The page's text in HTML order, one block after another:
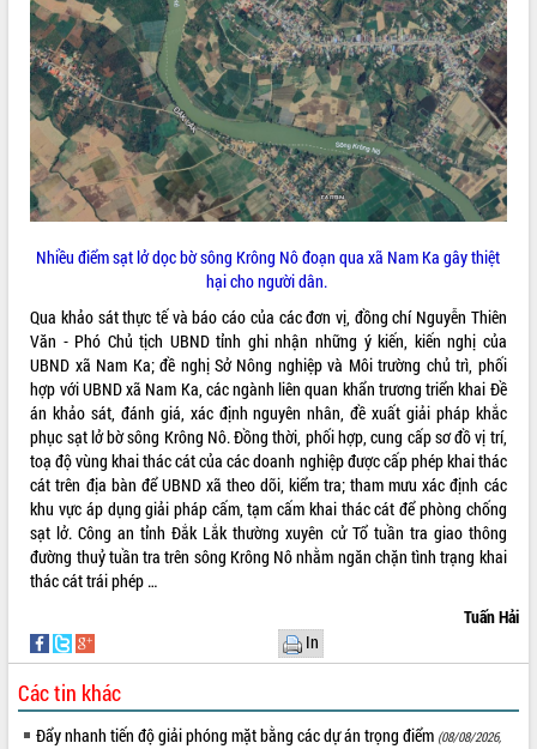
Lễ truy điệu và an táng hài cốt liệt sĩ
tại Nghĩa trang Liệt sĩ xã Sơn Hòa
Bàn giải pháp tháo gỡ khó khăn trong
xuất khẩu sầu riêng và triển khai quy
định EUDR
Thứ trưởng Bộ Nông nghiệp và Môi
trường Nguyễn Hoàng Hiệp khảo sát
vùng trồng và doanh nghiệp đóng gói
sầu riêng tại Đắk Lắk
Trình diễn nghệ thuật chế biến các
món ăn từ sầu riêng
tiến đầu tư tỉnh
Ngành cá ngừ Đắk Lắk chủ động thích
ứng để giữ vững thị trường xuất khẩu
Diễn đàn Kinh tế tư nhân Việt Nam đột
phá cơ chế - Hợp tác công tư
Đề án 06 tạo bước ngoặt đột phá trong
cải cách hành chính tỉnh Đắk Lắk
Kết nối tour, đẩy mạnh chuyển đổi số
để phát triển du lịch Đắk Lắk
Khởi động Dự án Đầu tư xây dựng hạ
tầng kỹ thuật Cụm công nghiệp Tân
Gặp mặt các cơ quan báo chí nhân Kỷ
mạng Việt Nam
Đắk Lắk sơ kết 4 năm triển khai thực
Tất cả: 66104254
Nhiều điểm sạt lở dọc bờ sông Krông Nô đoạn qua xã Nam Ka gây thiệt
hại cho người dân.
Qua khảo sát thực tế và báo cáo của các đơn vị, đồng chí Nguyễn Thiên
Văn - Phó Chủ tịch UBND tỉnh ghi nhận những ý kiến, kiến nghị của
UBND xã Nam Ka; đề nghị Sở Nông nghiệp và Môi trường chủ trì, phối
hợp với UBND xã Nam Ka, các ngành liên quan khẩn trương triển khai Đề
án khảo sát, đánh giá, xác định nguyên nhân, đề xuất giải pháp khắc
phục sạt lở bờ sông Krông Nô. Đồng thời, phối hợp, cung cấp sơ đồ vị trí,
toạ độ vùng khai thác cát của các doanh nghiệp được cấp phép khai thác
cát trên địa bàn để UBND xã theo dõi, kiểm tra; tham mưu xác định các
khu vực áp dụng giải pháp cấm, tạm cấm khai thác cát để phòng chống
sạt lở. Công an tỉnh Đắk Lắk thường xuyên cử Tổ tuần tra giao thông
đường thuỷ tuần tra trên sông Krông Nô nhằm ngăn chặn tình trạng khai
thác cát trái phép …
Tuấn Hải
In
Các tin khác
Đẩy nhanh tiến độ giải phóng mặt bằng các dự án trọng điểm (08/08/2026,